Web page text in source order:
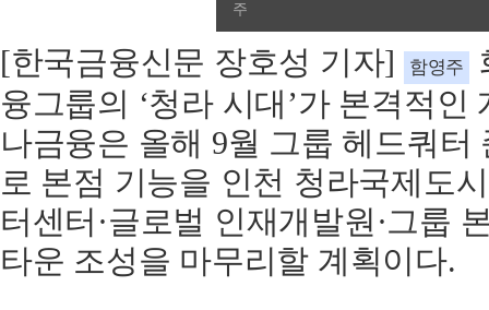
주
[한국금융신문 장호성 기자] 함영주
융그룹의 ‘청라 시대’가 본격적
나금융은 올해 9월 그룹 헤드쿼터
로 본점 기능을 인천 청라국제도
터센터·글로벌 인재개발원·그룹
타운 조성을 마무리할 계획이다.